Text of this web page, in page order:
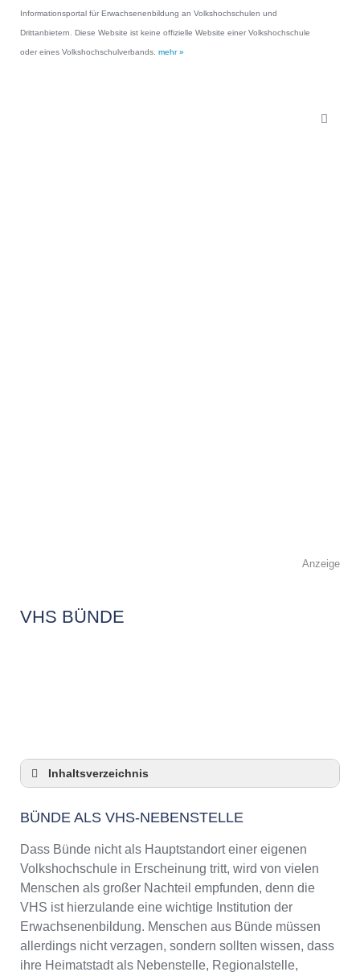
Informationsportal für Erwachsenenbildung an Volkshochschulen und
Drittanbietern. Diese Website ist keine offizielle Website einer Volkshochschule
oder eines Volkshochschulverbands. mehr »
Anzeige
VHS BÜNDE
Inhaltsverzeichnis
Checkliste: So zeigt die VHS in Bünde
3 Tipps für Interessierte aus Bünde an VHS-
Kursen
VHS Bünde Kurse und Umgebung
VHS Bünde – Öffnungszeiten und
Telefonnummer
Online-Kurse – Alternative Angebote zu einem
BÜNDE ALS VHS-NEBENSTELLE
Dass Bünde nicht als Hauptstandort einer eigenen
Volkshochschule in Erscheinung tritt, wird von vielen
Menschen als großer Nachteil empfunden, denn die
VHS ist hierzulande eine wichtige Institution der
Erwachsenenbildung. Menschen aus Bünde müssen
allerdings nicht verzagen, sondern sollten wissen, dass
ihre Heimatstadt als Nebenstelle, Regionalstelle,